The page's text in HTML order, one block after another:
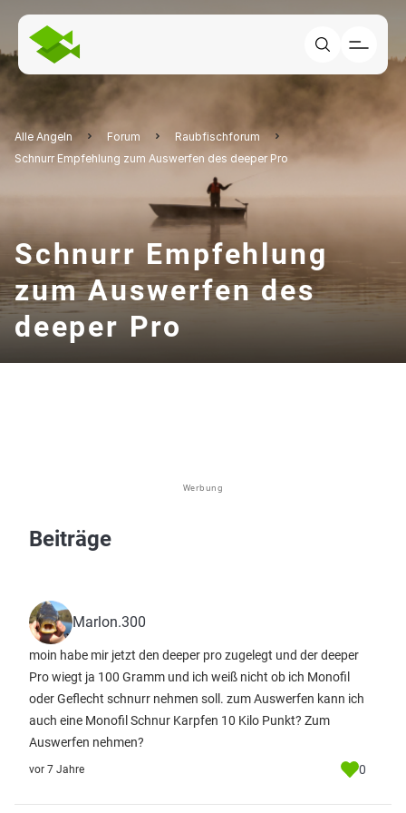
Alle Angeln Forum
Raubfischforum
Schnurr Empfehlung zum Auswerfen des deeper Pro
Schnurr Empfehlung
zum Auswerfen des
deeper Pro
Werbung
Beiträge
Marlon.300
moin habe mir jetzt den deeper pro zugelegt und der deeper
Pro wiegt ja 100 Gramm und ich weiß nicht ob ich Monofil
oder Geflecht schnurr nehmen soll. zum Auswerfen kann ich
auch eine Monofil Schnur Karpfen 10 Kilo Punkt? Zum
Auswerfen nehmen?
vor 7 Jahre 0